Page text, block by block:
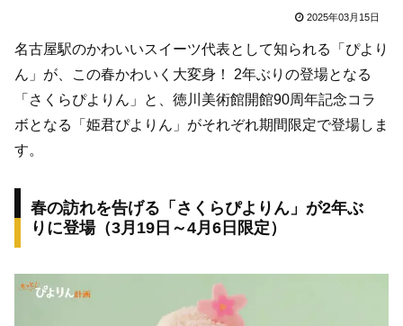
2025年03月15日
名古屋駅のかわいいスイーツ代表として知られる「ぴより
ん」が、この春かわいく大変身！ 2年ぶりの登場となる
「さくらぴよりん」と、徳川美術館開館90周年記念コラ
ボとなる「姫君ぴよりん」がそれぞれ期間限定で登場しま
す。
春の訪れを告げる「さくらぴよりん」が2年ぶ
りに登場（3月19日～4月6日限定）